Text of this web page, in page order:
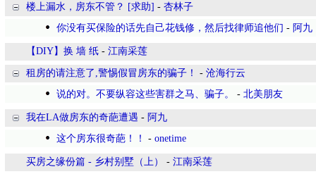
楼上漏水，房东不管？ [求助] - 杏林子
你没有买保险的话先自己花钱修，然后找律师追他们 - 阿九
【DIY】换 墙 纸 - 江南采莲
租房的请注意了,警惕假冒房东的骗子！ - 沧海行云
说的对。不要纵容这些害群之马、骗子。
- 北美朋友
我在LA做房东的奇葩遭遇 - 阿九
这个房东很奇葩！！
- onetime
买房之缘份篇 - 乡村别墅（上） - 江南采莲